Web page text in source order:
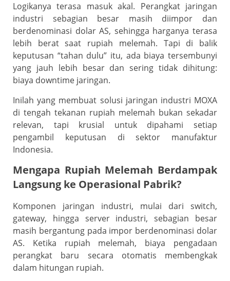
Logikanya terasa masuk akal. Perangkat jaringan
industri sebagian besar masih diimpor dan
berdenominasi dolar AS, sehingga harganya terasa
lebih berat saat rupiah melemah. Tapi di balik
keputusan “tahan dulu” itu, ada biaya tersembunyi
yang jauh lebih besar dan sering tidak dihitung:
biaya downtime jaringan.
Inilah yang membuat solusi jaringan industri MOXA
di tengah tekanan rupiah melemah bukan sekadar
relevan, tapi krusial untuk dipahami setiap
pengambil keputusan di sektor manufaktur
Indonesia.
Mengapa Rupiah Melemah Berdampak
Langsung ke Operasional Pabrik?
Komponen jaringan industri, mulai dari switch,
gateway, hingga server industri, sebagian besar
masih bergantung pada impor berdenominasi dolar
AS. Ketika rupiah melemah, biaya pengadaan
perangkat baru secara otomatis membengkak
dalam hitungan rupiah.